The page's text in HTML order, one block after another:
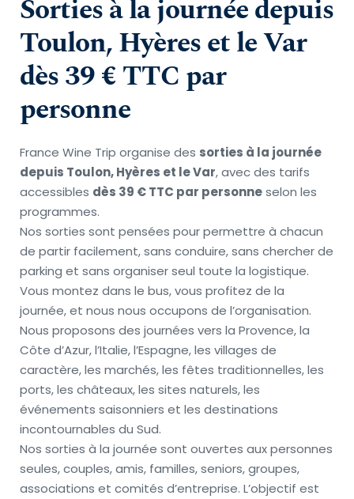
Sorties à la journée depuis
Toulon, Hyères et le Var
dès 39 € TTC par
personne
France Wine Trip organise des sorties à la journée
depuis Toulon, Hyères et le Var, avec des tarifs
accessibles dès 39 € TTC par personne selon les
programmes.
Nos sorties sont pensées pour permettre à chacun
de partir facilement, sans conduire, sans chercher de
parking et sans organiser seul toute la logistique.
Vous montez dans le bus, vous profitez de la
journée, et nous nous occupons de l’organisation.
Nous proposons des journées vers la Provence, la
Côte d’Azur, l’Italie, l’Espagne, les villages de
caractère, les marchés, les fêtes traditionnelles, les
ports, les châteaux, les sites naturels, les
événements saisonniers et les destinations
incontournables du Sud.
Nos sorties à la journée sont ouvertes aux personnes
seules, couples, amis, familles, seniors, groupes,
associations et comités d’entreprise. L’objectif est